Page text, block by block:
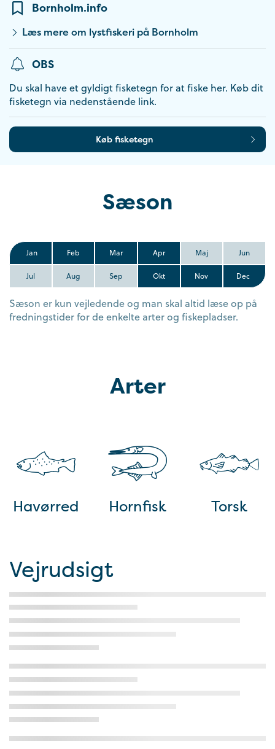
Bornholm.info
Læs mere om lystfiskeri på Bornholm
OBS
Du skal have et gyldigt fisketegn for at fiske her. Køb dit
fisketegn via nedenstående link.
Køb fisketegn
Sæson
Jan Feb Mar Apr Maj Jun
Jul Aug Sep Okt Nov Dec
Sæson er kun vejledende og man skal altid læse op på
fredningstider for de enkelte arter og fiskepladser.
Arter
Havørred Hornfisk Torsk
Vejrudsigt